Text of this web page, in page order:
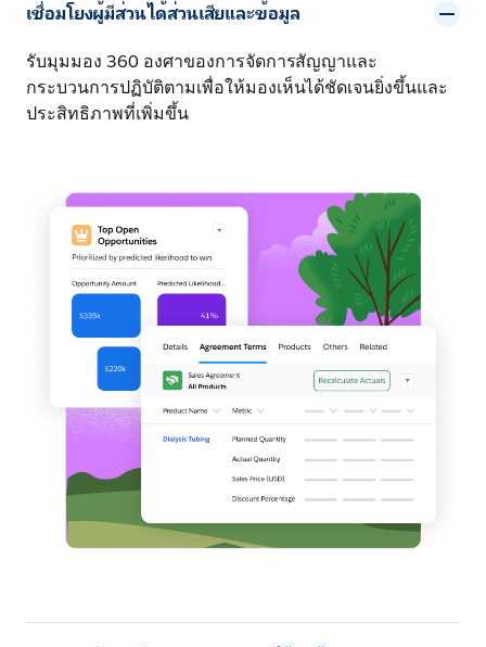
เชื่อมโยงผู้มีส่วนได้ส่วนเสียและข้อมูล
รับมุมมอง 360 องศาของการจัดการสัญญาและ
กระบวนการปฏิบัติตามเพื่อให้มองเห็นได้ชัดเจนยิ่งขึ้นและ
ประสิทธิภาพที่เพิ่มขึ้น